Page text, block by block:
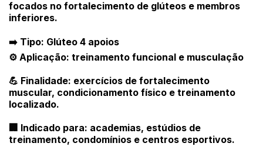
focados no fortalecimento de glúteos e membros
inferiores.
➡️ Tipo: Glúteo 4 apoios
⚙️ Aplicação: treinamento funcional e musculação
💪 Finalidade: exercícios de fortalecimento
muscular, condicionamento físico e treinamento
localizado.
🏢 Indicado para: academias, estúdios de
treinamento, condomínios e centros esportivos.
Envie sua Proposta
Histórico de Propostas
14/04/2025 18:43:11 TIAGOFELIPE R$ 1,00
Clique aqui para fazer login
Habilite-se para efetuar lances ou
propostas